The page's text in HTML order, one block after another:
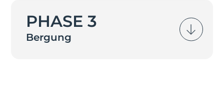
PHASE 3
Bergung